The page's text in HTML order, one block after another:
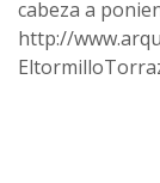
cabeza a
http://